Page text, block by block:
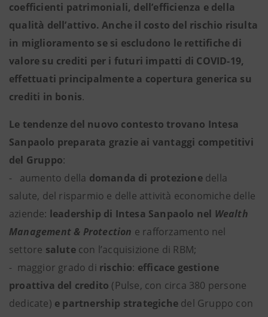
coefficienti patrimoniali, dell’efficienza e della
qualità dell’attivo. Anche il costo del rischio risulta
in miglioramento se si escludono le rettifiche di
valore su crediti per i futuri impatti di COVID-19,
effettuati principalmente a copertura generica su
crediti in bonis.
Le tendenze del nuovo contesto trovano Intesa
Sanpaolo preparata grazie ai vantaggi competitivi
del Gruppo:
- aumento della domanda di protezionedella
salute, del risparmio e delle attività economiche delle
aziende: leadership di Intesa Sanpaolo nel Wealth
Management & Protection e rafforzamento nel
settore salute con l’acquisizione di RBM;
- maggior grado di rischio: efficace gestione
proattiva del credito (Pulse, con circa 380 persone
dedicate) e partnership strategiche del Gruppo con